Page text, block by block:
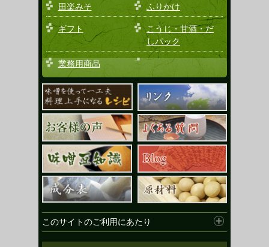
田楽みそ ふりかけ
ギフト
こうじ・甘酒・だ
しパック
業務用商品
このサイトのご利用にあたり